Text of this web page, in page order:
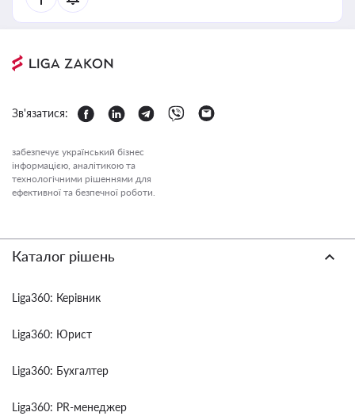
Зв'язатися:
забезпечує український бізнес
інформацією, аналітикою та
технологічними рішеннями для
ефективної та безпечної роботи.
Каталог рішень
Liga360: Керівник
Liga360: Юрист
Liga360: Бухгалтер
Liga360: PR-менеджер